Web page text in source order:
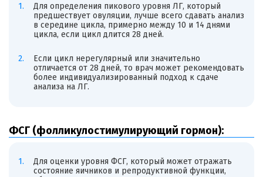
Для определения пикового уровня ЛГ, который
предшествует овуляции, лучше всего сдавать анализ
в середине цикла, примерно между 10 и 14 днями
цикла, если цикл длится 28 дней.
Если цикл нерегулярный или значительно
отличается от 28 дней, то врач может рекомендовать
более индивидуализированный подход к сдаче
анализа на ЛГ.
ФСГ (фолликулостимулирующий гормон):
Для оценки уровня ФСГ, который может отражать
состояние яичников и репродуктивной функции,